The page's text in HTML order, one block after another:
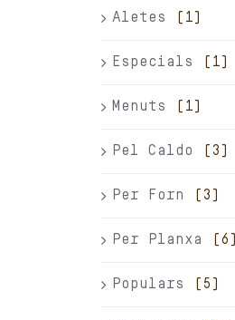
Aletes (1)
Especials (1)
Menuts (1)
Pel Caldo (3)
Per Forn (3)
Per Planxa (6)
Populars (5)